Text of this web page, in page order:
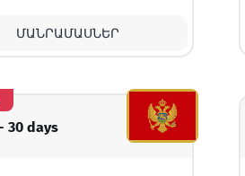
ՄԱՆՐԱՄԱՍՆԵՐ
30 days